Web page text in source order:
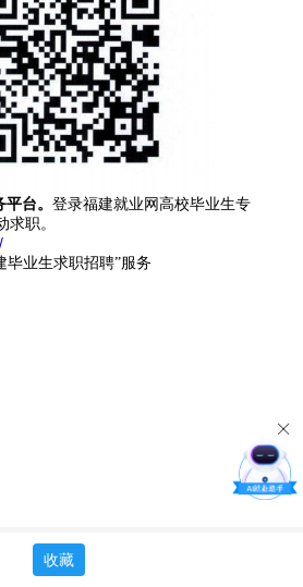
台。 登录福建就业网高校毕业生专
求职。
毕业生求职招聘”服务
收藏